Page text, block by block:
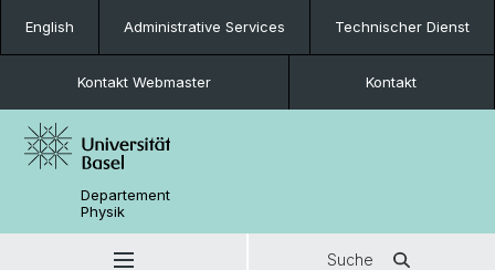
English Administrative Services Technischer Dienst
Kontakt Webmaster Kontakt
Departement
Physik
Suche